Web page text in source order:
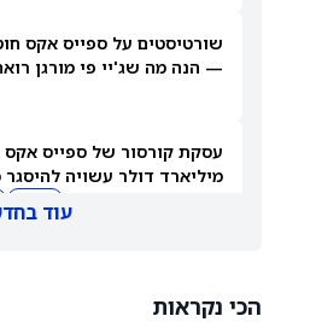
שורטיסטים על ספייס אקס
— הנה מה שג'יי פי מורגן
מיליארד דולר עשויה
לטסלה
עוד
הכי נקראות